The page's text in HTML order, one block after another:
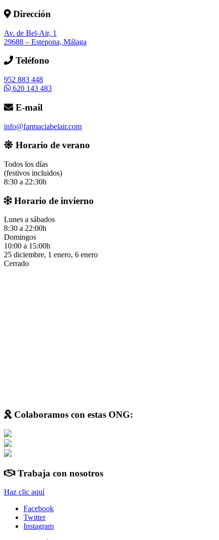
Dirección
Av. de Bel-Air, 1
29688 – Estepona, Málaga
Teléfono
952 883 448
620 143 483
E-mail
info@farmaciabelair.com
Horario de verano
Todos los días
(festivos incluidos)
8:30 a 22:30h
Horario de invierno
Lunes a sábados
8:30 a 22:00h
Domingos
10:00 a 15:00h
25 diciembre, 1 enero, 6 enero
Cerrado
Colaboramos con estas ONG:
Trabaja con nosotros
Haz clic aquí
Facebook
Twitter
Instagram